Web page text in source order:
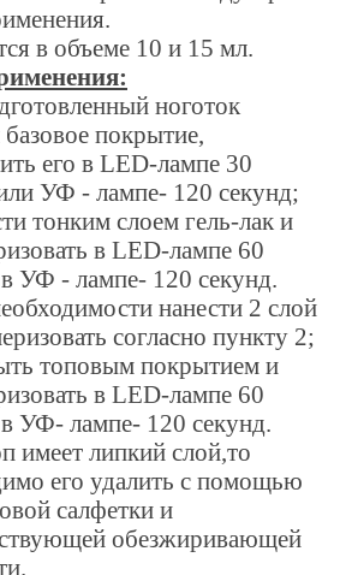
в объеме 10 и 15 мл.
ноготок
базовое покрытие,
его в LED-лампе 30
УФ - лампе- 120 секунд;
тонким слоем гель-лак и
в LED-лампе 60
УФ - лампе- 120 секунд.
нанести 2 слой
согласно пункту 2;
топовым покрытием и
в LED-лампе 60
УФ- лампе- 120 секунд.
имеет липкий слой,то
его удалить с помощью
салфетки и
обезжиривающей